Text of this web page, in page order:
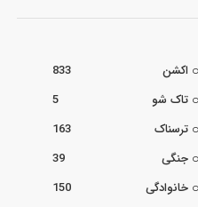
اکشن
833
تاک شو
5
ترسناک
163
جنگی
39
خانوادگی
150